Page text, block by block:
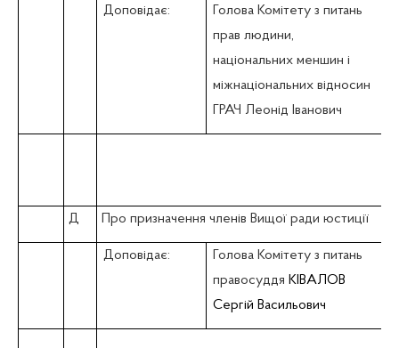
Доповідає:
Голова Комітету з питань
прав людини,
національних меншин і
міжнаціональних відносин
ГРАЧ Леонід Іванович
Д Про призначення членів Вищої ради юстиції
Доповідає:
Голова Комітету з питань
правосуддя КІВАЛОВ
Сергій Васильович